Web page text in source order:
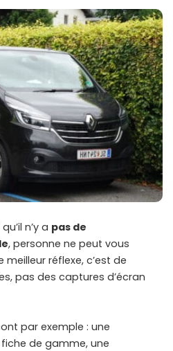
n’y a pas de
, personne ne peut vous
réflexe, c’est de
pas des captures d’écran
par exemple : une
de gamme, une